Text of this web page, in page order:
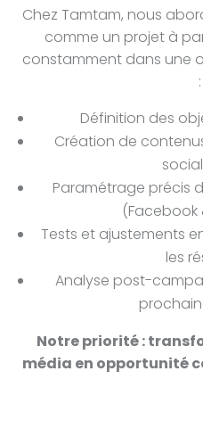
Chez Tamtam, nous
comme un projet à
constamment dans une
:
Définition des
Création de
Paramétrage précis
(Facebook
Tests et ajustements
les
Analyse post-
Notre priorité :
média en opportunité